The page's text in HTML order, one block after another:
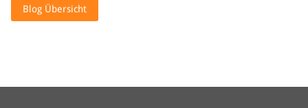
Blog Übersicht